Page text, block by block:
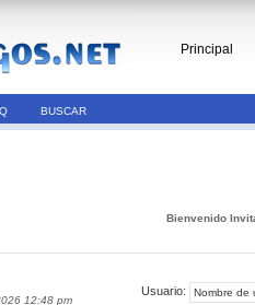
Principal
BUSCAR
Bienvenido
12:48 pm
Usuario: